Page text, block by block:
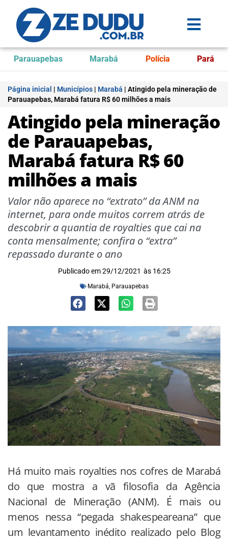
Parauapebas Marabá Polícia Pará
Página inicial | Municípios | Marabá | Atingido pela mineração de
Parauapebas, Marabá fatura R$ 60 milhões a mais
Atingido pela mineração
de Parauapebas,
Marabá fatura R$ 60
milhões a mais
Valor não aparece no “extrato” da ANM na
internet, para onde muitos correm atrás de
descobrir a quantia de royalties que cai na
conta mensalmente; confira o “extra”
repassado durante o ano
Publicado em 29/12/2021 às 16:25
Marabá, Parauapebas
Há muito mais royalties nos cofres de Marabá
do que mostra a vã filosofia da Agência
Nacional de Mineração (ANM). É mais ou
menos nessa “pegada shakespeareana” que
um levantamento inédito realizado pelo Blog